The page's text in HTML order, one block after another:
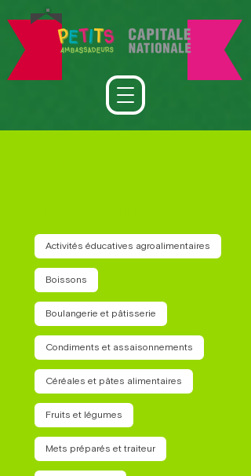
Activités éducatives agroalimentaires
Boissons
Boulangerie et pâtisserie
Condiments et assaisonnements
Céréales et pâtes alimentaires
Fruits et légumes
Mets préparés et traiteur